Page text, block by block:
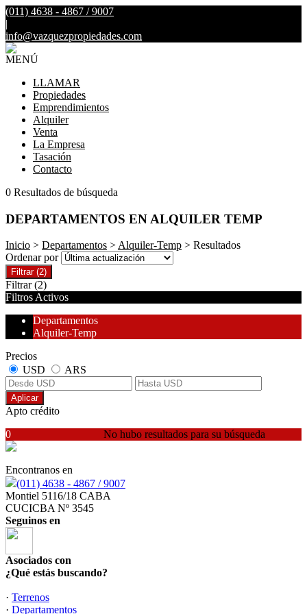
(011) 4638 - 4867 / 9007
|
info@vazquezpropiedades.com
MENÚ
LLAMAR
Propiedades
Emprendimientos
Alquiler
Venta
La Empresa
Tasación
Contacto
0 Resultados de búsqueda
DEPARTAMENTOS EN ALQUILER TEMP
Inicio > Departamentos >Alquiler-Temp > Resultados
Ordenar por
Filtrar (2)
Filtrar (2)
Filtros Activos
Departamentos
Alquiler-Temp
Precios
USD
ARS
Aplicar
Apto crédito
No hubo resultados para su búsqueda
0
Encontranos en
(011) 4638 - 4867 / 9007
Montiel 5116/18 CABA
CUCICBA Nº 3545
Seguinos en
Asociados con
¿Qué estás buscando?
· Terrenos
· Departamentos